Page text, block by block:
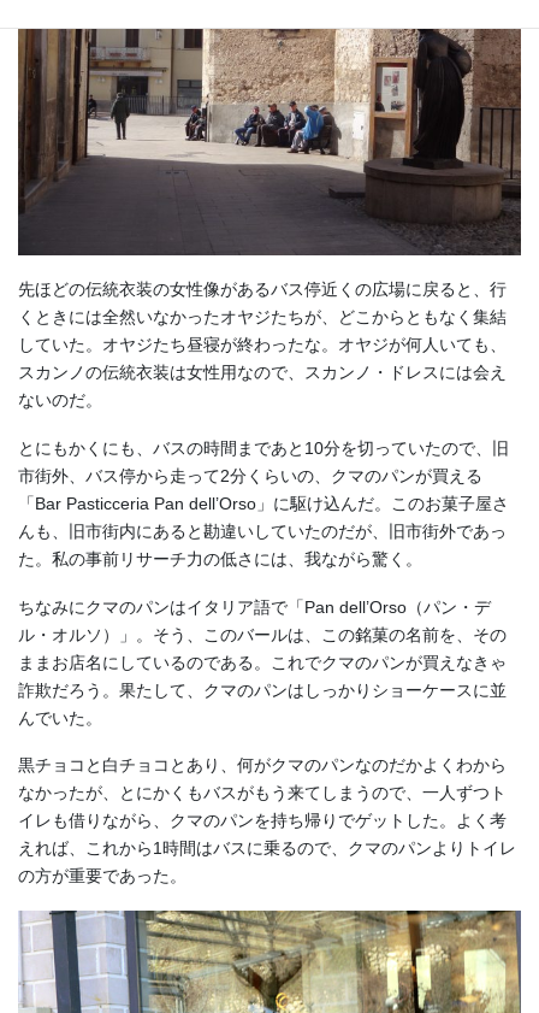
先ほどの伝統衣装の女性像があるバス停近くの広場に戻ると、行
くときには全然いなかったオヤジたちが、どこからともなく集結
していた。オヤジたち昼寝が終わったな。オヤジが何人いても、
スカンノの伝統衣装は女性用なので、スカンノ・ドレスには会え
ないのだ。
とにもかくにも、バスの時間まであと10分を切っていたので、旧
市街外、バス停から走って2分くらいの、クマのパンが買える
「Bar Pasticceria Pan dell’Orso」に駆け込んだ。このお菓子屋さ
んも、旧市街内にあると勘違いしていたのだが、旧市街外であっ
た。私の事前リサーチ力の低さには、我ながら驚く。
ちなみにクマのパンはイタリア語で「Pan dell’Orso（パン・デ
ル・オルソ）」。そう、このバールは、この銘菓の名前を、その
ままお店名にしているのである。これでクマのパンが買えなきゃ
詐欺だろう。果たして、クマのパンはしっかりショーケースに並
んでいた。
黒チョコと白チョコとあり、何がクマのパンなのだかよくわから
なかったが、とにかくもバスがもう来てしまうので、一人ずつト
イレも借りながら、クマのパンを持ち帰りでゲットした。よく考
えれば、これから1時間はバスに乗るので、クマのパンよりトイレ
の方が重要であった。